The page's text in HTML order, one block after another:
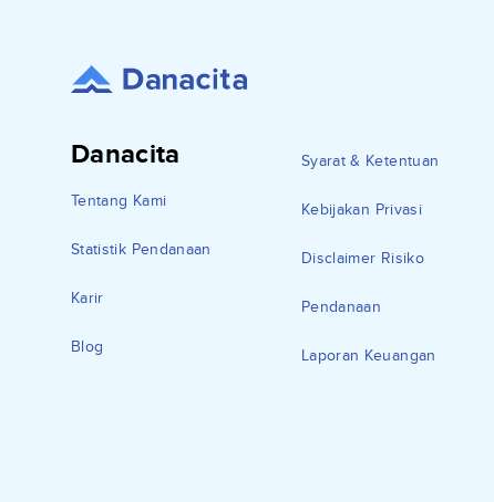
Danacita
Tentang Kami
Statistik Pendanaan
Karir
Blog
Syarat & Ketentuan
Kebijakan Privasi
Disclaimer Risiko
Pendanaan
Laporan Keuangan